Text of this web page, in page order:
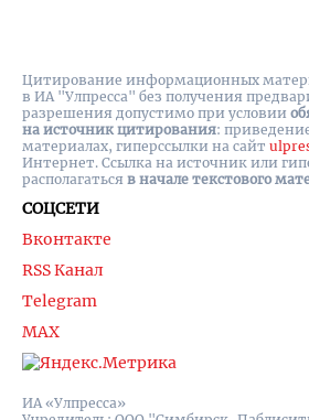
ИА «Улпресса»
СОЦСЕТИ
Вконтакте
RSS Канал
Telegram
MAX
Цитирование информационных
в ИА "Улпресса" без получения
разрешения допустимо при условии
на источник цитирования:
материалах, гиперссылки на cайт
Интернет. Ссылка на источник или
располагаться в начале текстового